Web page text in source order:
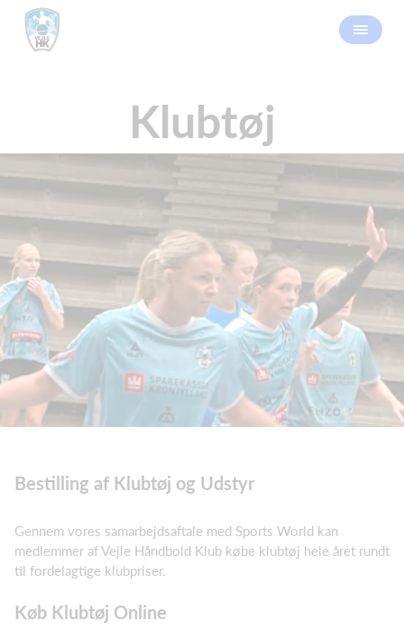
Klubtøj
Bestilling af Klubtøj og Udstyr
Gennem vores samarbejdsaftale med Sports World kan
medlemmer af Vejle Håndbold Klub købe klubtøj hele året rundt
til fordelagtige klubpriser.
Køb Klubtøj Online